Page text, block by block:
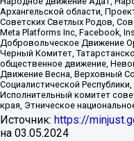
Архангельской области,
Советских Светлых Родов,
Meta Platforms Inc, Facebook,
Добровольческое Движение
Черный Комитет,
общественное движение,
Движение Весна, Верховный
Социалистической
Исполнительный комитет
края, Этническое
Источник: https://
на 03.05.2024